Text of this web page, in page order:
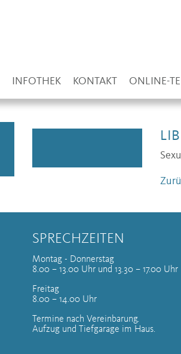
INFOTHEK KONTAKT ONLINE-
SPRECHZEITEN
Montag - Donnerstag
8.00 – 13.00 Uhr und 13.30 – 17.00 Uhr
Freitag
8.00 – 14.00 Uhr
Termine nach Vereinbarung.
Aufzug und Tiefgarage im Haus.